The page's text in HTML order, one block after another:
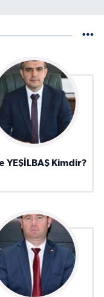
YEŞİLBAŞ Kimdir?